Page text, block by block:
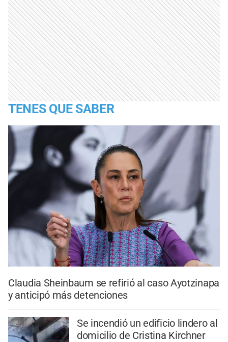
TENES QUE SABER
Claudia Sheinbaum se refirió al caso Ayotzinapa
y anticipó más detenciones
Se incendió un edificio lindero al
domicilio de Cristina Kirchner